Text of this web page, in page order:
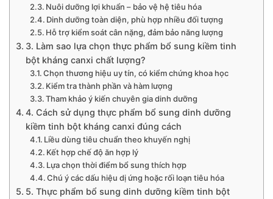
Nuôi dưỡng lợi khuẩn – bảo vệ hệ tiêu hóa
Dinh dưỡng toàn diện, phù hợp nhiều đối tượng
Hỗ trợ kiểm soát cân nặng, đảm bảo năng lượng
3. Làm sao lựa chọn thực phẩm bổ sung kiềm tinh
bột kháng canxi chất lượng?
Chọn thương hiệu uy tín, có kiểm chứng khoa học
Kiểm tra thành phần và hàm lượng
Tham khảo ý kiến chuyên gia dinh dưỡng
4. Cách sử dụng thực phẩm bổ sung dinh dưỡng
kiềm tinh bột kháng canxi đúng cách
Liều dùng tiêu chuẩn theo khuyến nghị
Kết hợp chế độ ăn hợp lý
Lựa chọn thời điểm bổ sung thích hợp
Chú ý các dấu hiệu dị ứng hoặc rối loạn tiêu hóa
5. Thực phẩm bổ sung dinh dưỡng kiềm tinh bột